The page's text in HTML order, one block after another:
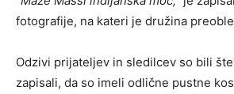
fotografije, na kateri je družina
Odzivi prijateljev in sledilcev so bili
zapisali, da so imeli odlične pustne